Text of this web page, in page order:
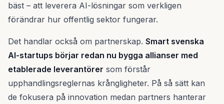
bäst – att leverera AI-lösningar som verkligen
förändrar hur offentlig sektor fungerar.
Det handlar också om partnerskap. Smart svenska
AI-startups börjar redan nu bygga allianser med
etablerade leverantörer som förstår
upphandlingsreglernas krångligheter. På så sätt kan
de fokusera på innovation medan partners hanterar